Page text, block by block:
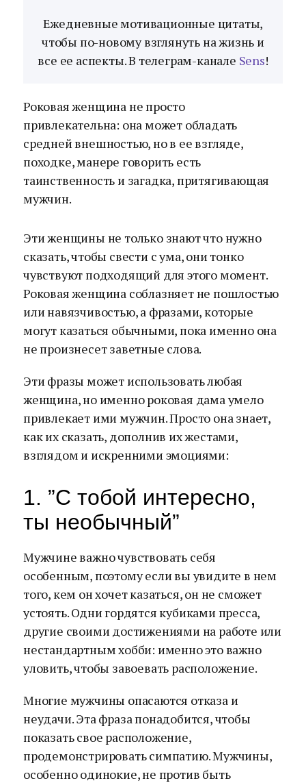
Ежедневные мотивационные цитаты,
чтобы по-новому взглянуть на жизнь и
все ее аспекты. В телеграм-канале Sens!
Роковая женщина не просто
привлекательна: она может обладать
средней внешностью, но в ее взгляде,
походке, манере говорить есть
таинственность и загадка, притягивающая
мужчин.
Эти женщины не только знают что нужно
сказать, чтобы свести с ума, они тонко
чувствуют подходящий для этого момент.
Роковая женщина соблазняет не пошлостью
или навязчивостью, а фразами, которые
могут казаться обычными, пока именно она
не произнесет заветные слова.
Эти фразы может использовать любая
женщина, но именно роковая дама умело
привлекает ими мужчин. Просто она знает,
как их сказать, дополнив их жестами,
взглядом и искренними эмоциями:
1. ”С тобой интересно,
ты необычный”
Мужчине важно чувствовать себя
особенным, поэтому если вы увидите в нем
того, кем он хочет казаться, он не сможет
устоять. Одни гордятся кубиками пресса,
другие своими достижениями на работе или
нестандартным хобби: именно это важно
уловить, чтобы завоевать расположение.
Многие мужчины опасаются отказа и
неудачи. Эта фраза понадобится, чтобы
показать свое расположение,
продемонстрировать симпатию. Мужчины,
особенно одинокие, не против быть